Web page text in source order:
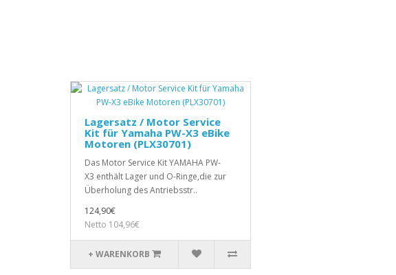
Lagersatz / Motor Service
Kit für Yamaha PW-X3 eBike
Motoren (PLX30701)
Das Motor Service Kit YAMAHA PW-
X3 enthält Lager und O-Ringe,die zur
Überholung des Antriebsstr..
124,90€
Netto 104,96€
+ WARENKORB